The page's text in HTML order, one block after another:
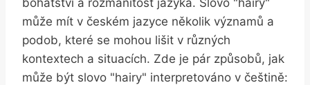
může mít v českém jazyce několik významů a
podob, které se mohou lišit v různých
kontextech a situacích. Zde je pár způsobů, jak
může být slovo "hairy" interpretováno v češtině: